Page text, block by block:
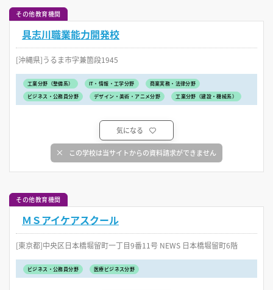
その他教育機関
具志川職業能力開発校
[沖縄県]うるま市字兼箇段1945
工業分野（整備系） IT・情報・工学分野
商業実務・法律分野
ビジネス・公務員分野
デザイン・美術・アニメ分野 工業分野（建設・機械系）
気になる
この学校は当サイトからの資料請求ができません
その他教育機関
ＭＳアイケアスクール
[東京都]中央区日本橋堀留町一丁目9番11号 NEWS 日本橋堀留町6階
ビジネス・公務員分野 医療ビジネス分野